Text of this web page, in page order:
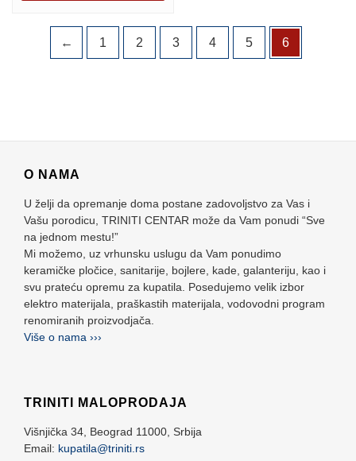
← 1 2 3 4 5 6
O NAMA
U želji da opremanje doma postane zadovoljstvo za Vas i
Vašu porodicu, TRINITI CENTAR može da Vam ponudi “Sve
na jednom mestu!”
Mi možemo, uz vrhunsku uslugu da Vam ponudimo
keramičke pločice, sanitarije, bojlere, kade, galanteriju, kao i
svu prateću opremu za kupatila. Posedujemo velik izbor
elektro materijala, praškastih materijala, vodovodni program
renomiranih proizvodjača.
Više o nama ›››
TRINITI MALOPRODAJA
Višnjička 34, Beograd 11000, Srbija
Email: kupatila@triniti.rs